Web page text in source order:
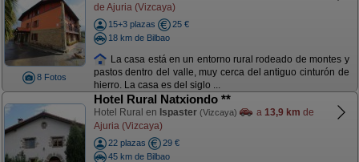
8 Fotos
de Ajuria (Vizcaya)
15+3 plazas
25 €
18 km de Bilbao
La casa está en un entorno rural rodeado de montes y
pastos dentro del valle, muy cerca del antiguo cinturón de
hierro. La casa es del siglo ...
Hotel Rural Natxiondo **
Hotel Rural en Ispaster (Vizcaya) a 13,9 km de
Ajuria (Vizcaya)
22 plazas
29 €
45 km de Bilbao